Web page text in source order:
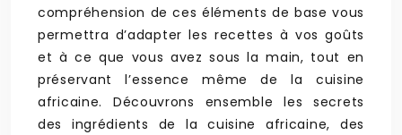
compréhension de ces éléments de base vous
permettra d’adapter les recettes à vos goûts
et à ce que vous avez sous la main, tout en
préservant l’essence même de la cuisine
africaine. Découvrons ensemble les secrets
des ingrédients de la cuisine africaine, des